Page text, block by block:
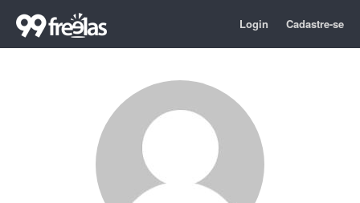
Login Cadastre-se